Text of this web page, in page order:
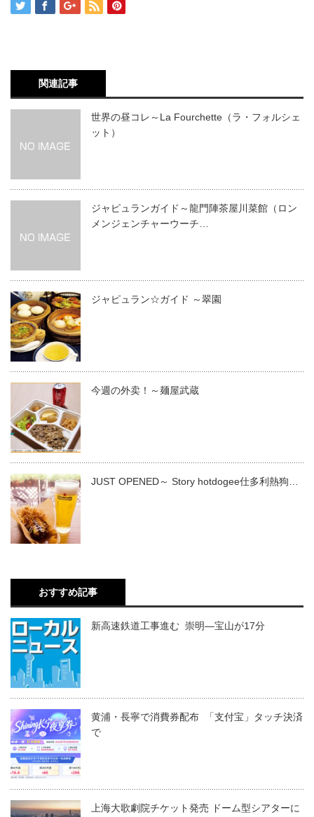
関連記事
世界の昼コレ～La Fourchette（ラ・フォルシェ
ット）
ジャピュランガイド～龍門陣茶屋川菜館（ロン
メンジェンチャーウーチ…
ジャピュラン☆ガイド ～翠園
今週の外卖！～麺屋武蔵
JUST OPENED～ Story hotdogee仕多利熱狗…
おすすめ記事
新高速鉄道工事進む 崇明―宝山が17分
黄浦・長寧で消費券配布 「支付宝」タッチ決済
で
上海大歌劇院チケット発売 ドーム型シアターに